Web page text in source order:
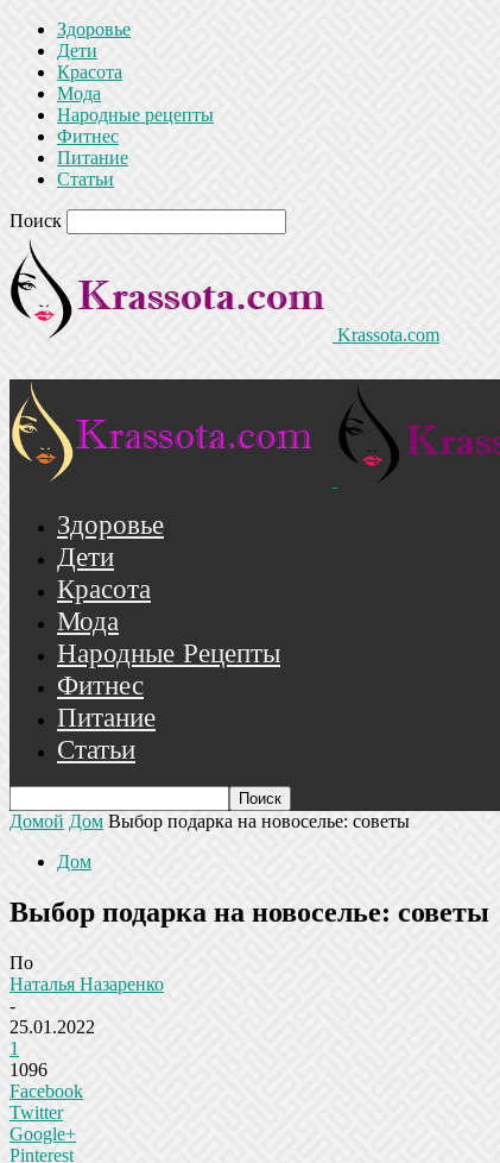
Здоровье
Дети
Красота
Мода
Народные рецепты
Фитнес
Питание
Статьи
Поиск
Krassota.com
Здоровье
Дети
Красота
Мода
Народные Рецепты
Фитнес
Питание
Статьи
Домой Дом Выбор подарка на новоселье: советы
Дом
Выбор подарка на новоселье: советы
По
Наталья Назаренко
-
25.01.2022
1
1096
Facebook
Twitter
Google+
Pinterest